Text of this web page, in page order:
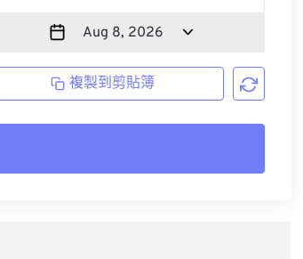
複製到剪貼簿